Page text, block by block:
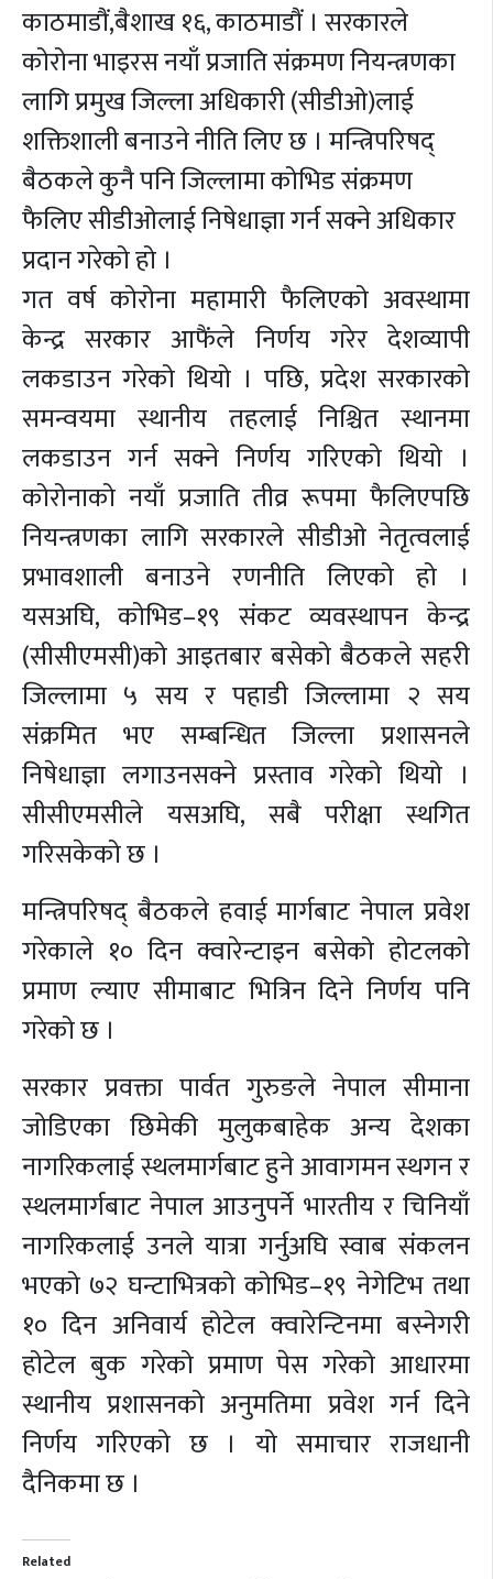
काठमाडौं,बैशाख १६,काठमाडौं । सरकारले
कोरोना भाइरस नयाँ प्रजाति संक्रमण नियन्त्रणका
लागि प्रमुख जिल्ला अधिकारी (सीडीओ)लाई
शक्तिशाली बनाउने नीति लिए छ । मन्त्रिपरिषद्
बैठकले कुनै पनि जिल्लामा कोभिड संक्रमण
फैलिए सीडीओलाई निषेधाज्ञा गर्न सक्ने अधिकार
प्रदान गरेको हो ।
गत वर्ष कोरोना महामारी फैलिएको अवस्थामा
केन्द्र सरकार आफैंले निर्णय गरेर देशव्यापी
लकडाउन गरेको थियो । पछि, प्रदेश सरकारको
समन्वयमा स्थानीय तहलाई निश्चित स्थानमा
लकडाउन गर्न सक्ने निर्णय गरिएको थियो ।
कोरोनाको नयाँ प्रजाति तीव्र रूपमा फैलिएपछि
नियन्त्रणका लागि सरकारले सीडीओ नेतृत्वलाई
प्रभावशाली बनाउने रणनीति लिएको हो ।
यसअघि, कोभिड–१९ संकट व्यवस्थापन केन्द्र
(सीसीएमसी)को आइतबार बसेको बैठकले सहरी
जिल्लामा ५ सय र पहाडी जिल्लामा २ सय
संक्रमित भए सम्बन्धित जिल्ला प्रशासनले
निषेधाज्ञा लगाउनसक्ने प्रस्ताव गरेको थियो ।
सीसीएमसीले यसअघि, सबै परीक्षा स्थगित
गरिसकेको छ ।
मन्त्रिपरिषद् बैठकले हवाई मार्गबाट नेपाल प्रवेश
गरेकाले १० दिन क्वारेन्टाइन बसेको होटलको
प्रमाण ल्याए सीमाबाट भित्रिन दिने निर्णय पनि
गरेको छ ।
सरकार प्रवक्ता पार्वत गुरुङले नेपाल सीमाना
जोडिएका छिमेकी मुलुकबाहेक अन्य देशका
नागरिकलाई स्थलमार्गबाट हुने आवागमन स्थगन र
स्थलमार्गबाट नेपाल आउनुपर्ने भारतीय र चिनियाँ
नागरिकलाई उनले यात्रा गर्नुअघि स्वाब संकलन
भएको ७२ घन्टाभित्रको कोभिड–१९ नेगेटिभ तथा
१० दिन अनिवार्य होटेल क्वारेन्टिनमा बस्नेगरी
होटेल बुक गरेको प्रमाण पेस गरेको आधारमा
स्थानीय प्रशासनको अनुमतिमा प्रवेश गर्न दिने
निर्णय गरिएको छ । यो समाचार राजधानी
दैनिकमा छ ।
Related